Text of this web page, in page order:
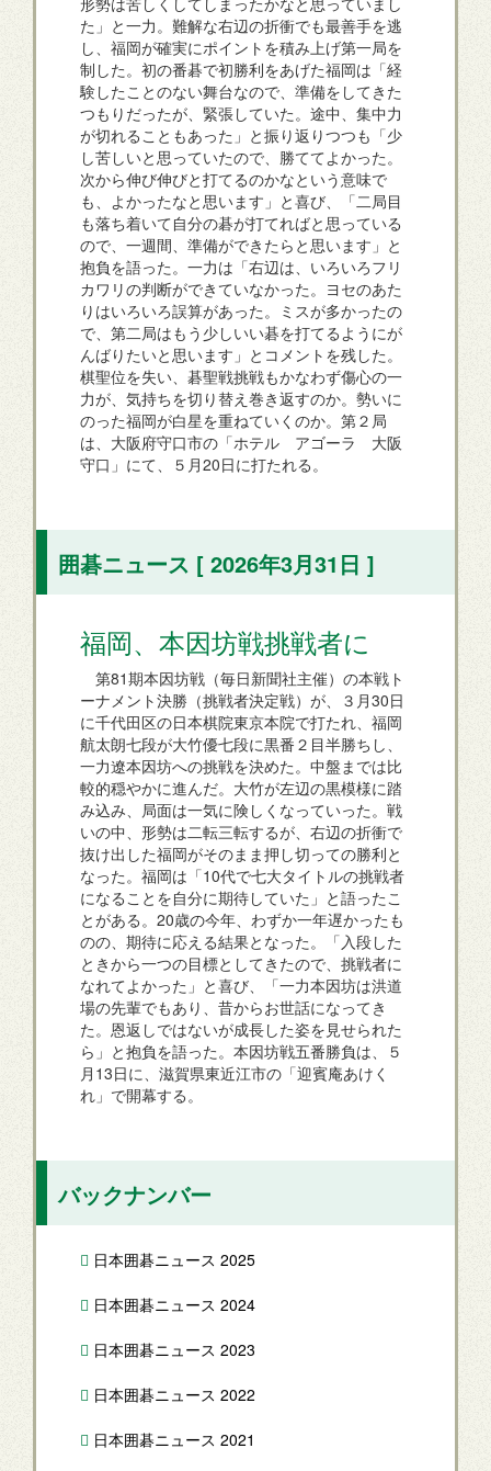
た」と一力。難解な右辺の折衝でも最善手を逃
し、福岡が確実にポイントを積み上げ第一局を
制した。初の番碁で初勝利をあげた福岡は「経
験したことのない舞台なので、準備をしてきた
つもりだったが、緊張していた。途中、集中力
が切れることもあった」と振り返りつつも「少
し苦しいと思っていたので、勝ててよかった。
次から伸び伸びと打てるのかなという意味で
も、よかったなと思います」と喜び、「二局目
も落ち着いて自分の碁が打てればと思っている
ので、一週間、準備ができたらと思います」と
抱負を語った。一力は「右辺は、いろいろフリ
カワリの判断ができていなかった。ヨセのあた
りはいろいろ誤算があった。ミスが多かったの
で、第二局はもう少しいい碁を打てるようにが
んばりたいと思います」とコメントを残した。
棋聖位を失い、碁聖戦挑戦もかなわず傷心の一
力が、気持ちを切り替え巻き返すのか。勢いに
のった福岡が白星を重ねていくのか。第２局
は、大阪府守口市の「ホテル アゴーラ 大阪
守口」にて、５月20日に打たれる。
囲碁ニュース [ 2026年3月31日 ]
福岡、本因坊戦挑戦者に
第81期本因坊戦（毎日新聞社主催）の本戦ト
ーナメント決勝（挑戦者決定戦）が、３月30日
に千代田区の日本棋院東京本院で打たれ、福岡
航太朗七段が大竹優七段に黒番２目半勝ちし、
一力遼本因坊への挑戦を決めた。中盤までは比
較的穏やかに進んだ。大竹が左辺の黒模様に踏
み込み、局面は一気に険しくなっていった。戦
いの中、形勢は二転三転するが、右辺の折衝で
抜け出した福岡がそのまま押し切っての勝利と
なった。福岡は「10代で七大タイトルの挑戦者
になることを自分に期待していた」と語ったこ
とがある。20歳の今年、わずか一年遅かったも
のの、期待に応える結果となった。「入段した
ときから一つの目標としてきたので、挑戦者に
なれてよかった」と喜び、「一力本因坊は洪道
場の先輩でもあり、昔からお世話になってき
た。恩返しではないが成長した姿を見せられた
ら」と抱負を語った。本因坊戦五番勝負は、５
月13日に、滋賀県東近江市の「迎賓庵あけく
れ」で開幕する。
バックナンバー
日本囲碁ニュース 2025
日本囲碁ニュース 2024
日本囲碁ニュース 2023
日本囲碁ニュース 2022
日本囲碁ニュース 2021